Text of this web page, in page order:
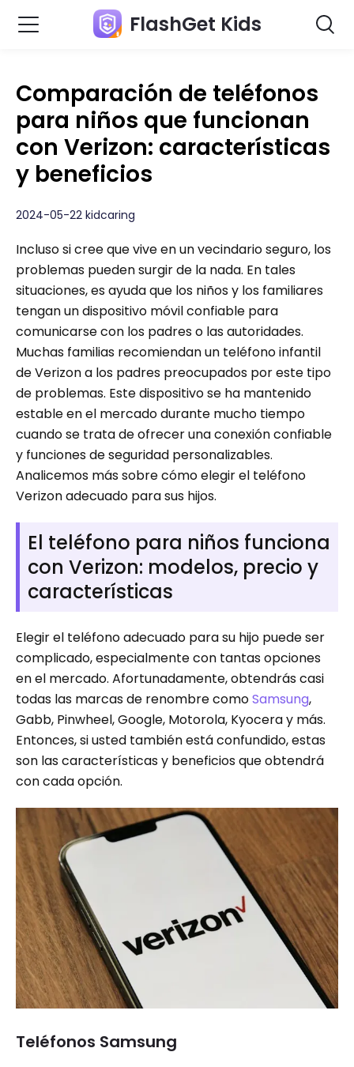
FlashGet Kids
Comparación de teléfonos
para niños que funcionan
con Verizon: características
y beneficios
2024-05-22 kidcaring
Incluso si cree que vive en un vecindario seguro, los
problemas pueden surgir de la nada. En tales
situaciones, es ayuda que los niños y los familiares
tengan un dispositivo móvil confiable para
comunicarse con los padres o las autoridades.
Muchas familias recomiendan un teléfono infantil
de Verizon a los padres preocupados por este tipo
de problemas. Este dispositivo se ha mantenido
estable en el mercado durante mucho tiempo
cuando se trata de ofrecer una conexión confiable
y funciones de seguridad personalizables.
Analicemos más sobre cómo elegir el teléfono
Verizon adecuado para sus hijos.
El teléfono para niños funciona
con Verizon: modelos, precio y
características
Elegir el teléfono adecuado para su hijo puede ser
complicado, especialmente con tantas opciones
en el mercado. Afortunadamente, obtendrás casi
todas las marcas de renombre comoSamsung,
Gabb, Pinwheel, Google, Motorola, Kyocera y más.
Entonces, si usted también está confundido, estas
son las características y beneficios que obtendrá
con cada opción.
Teléfonos Samsung